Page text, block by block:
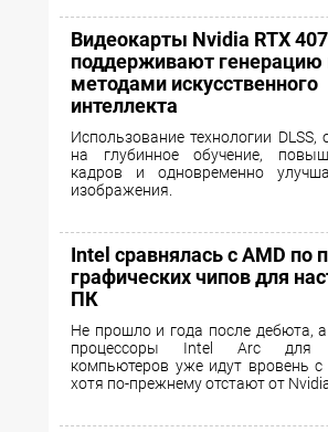
Видеокарты Nvidia RTX
поддерживают генерацию
методами искусственного
интеллекта
Использование технологии
на глубинное обучение,
кадров и одновременно
изображения.
Intel сравнялась с AMD по
графических чипов для
ПК
Не прошло и года после дебюта, а
процессоры Intel Arc для
компьютеров уже идут вровень с
хотя по-прежнему отстают от